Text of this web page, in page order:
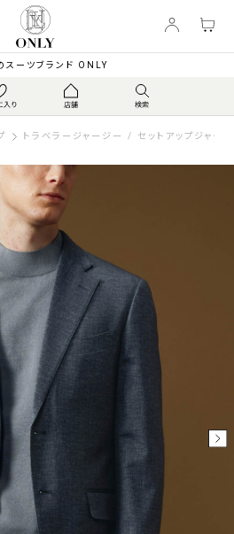
スーツブランド ONLY
トラベラージャージー / セットアップジャケ